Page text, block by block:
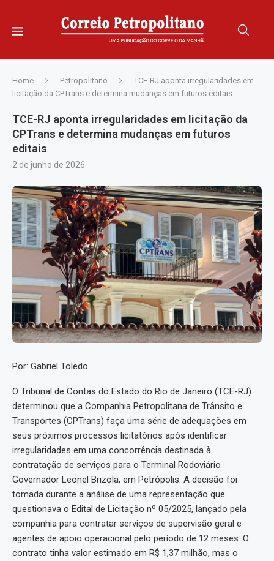
Home Petropolitano
TCE-RJ aponta irregularidades em
licitação da CPTrans e determina mudanças em futuros editais
TCE-RJ aponta irregularidades em licitação da
CPTrans e determina mudanças em futuros
editais
2 de junho de 2026
Por: Gabriel Toledo
O Tribunal de Contas do Estado do Rio de Janeiro (TCE-RJ)
determinou que a Companhia Petropolitana de Trânsito e
Transportes (CPTrans) faça uma série de adequações em
seus próximos processos licitatórios após identificar
irregularidades em uma concorrência destinada à
contratação de serviços para o Terminal Rodoviário
Governador Leonel Brizola, em Petrópolis. A decisão foi
tomada durante a análise de uma representação que
questionava o Edital de Licitação nº 05/2025, lançado pela
companhia para contratar serviços de supervisão geral e
agentes de apoio operacional pelo período de 12 meses. O
contrato tinha valor estimado em R$ 1,37 milhão, mas o